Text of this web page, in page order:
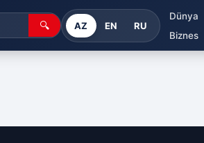
🔍 AZ EN RU
Dünya
Biznes